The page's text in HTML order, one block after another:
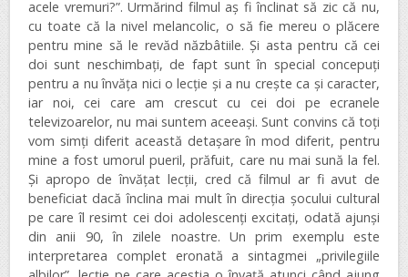
acele vremuri?”. Urmărind filmul aș fi înclinat să zic că nu,
cu toate că la nivel melancolic, o să fie mereu o plăcere
pentru mine să le revăd năzbâtiile. Și asta pentru că cei
doi sunt neschimbați, de fapt sunt în special concepuți
pentru a nu învăța nici o lecție și a nu crește ca și caracter,
iar noi, cei care am crescut cu cei doi pe ecranele
televizoarelor, nu mai suntem aceeași. Sunt convins că toți
vom simți diferit această detașare în mod diferit, pentru
mine a fost umorul pueril, prăfuit, care nu mai sună la fel.
Și apropo de învățat lecții, cred că filmul ar fi avut de
beneficiat dacă înclina mai mult în direcția șocului cultural
pe care îl resimt cei doi adolescenți excitați, odată ajunși
din anii 90, în zilele noastre. Un prim exemplu este
interpretarea complet eronată a sintagmei „privilegiile